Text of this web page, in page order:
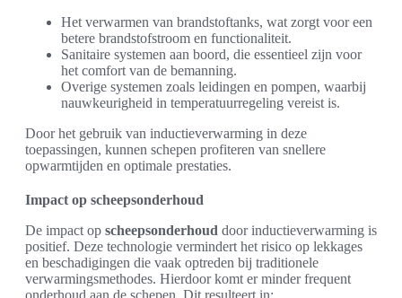
Het verwarmen van brandstoftanks, wat zorgt voor een
betere brandstofstroom en functionaliteit.
Sanitaire systemen aan boord, die essentieel zijn voor
het comfort van de bemanning.
Overige systemen zoals leidingen en pompen, waarbij
nauwkeurigheid in temperatuurregeling vereist is.
Door het gebruik van inductieverwarming in deze
toepassingen, kunnen schepen profiteren van snellere
opwarmtijden en optimale prestaties.
Impact op scheepsonderhoud
De impact op scheepsonderhoud door inductieverwarming is
positief. Deze technologie vermindert het risico op lekkages
en beschadigingen die vaak optreden bij traditionele
verwarmingsmethodes. Hierdoor komt er minder frequent
onderhoud aan de schepen. Dit resulteert in: